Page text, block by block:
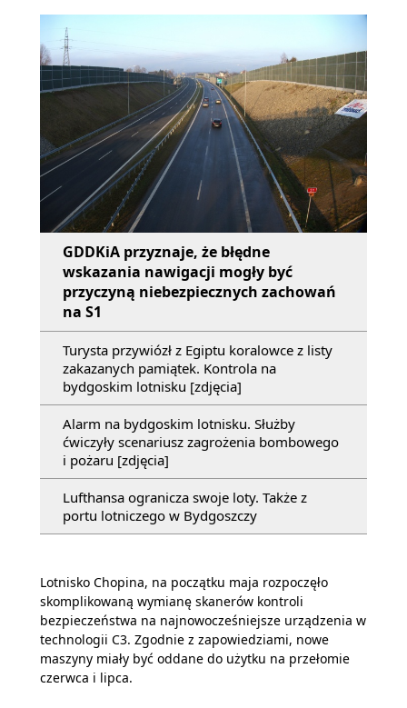
GDDKiA przyznaje, że błędne
wskazania nawigacji mogły być
przyczyną niebezpiecznych zachowań
na S1
Turysta przywiózł z Egiptu koralowce z listy
zakazanych pamiątek. Kontrola na
bydgoskim lotnisku [zdjęcia]
Alarm na bydgoskim lotnisku. Służby
ćwiczyły scenariusz zagrożenia bombowego
i pożaru [zdjęcia]
Lufthansa ogranicza swoje loty. Także z
portu lotniczego w Bydgoszczy
Lotnisko Chopina, na początku maja rozpoczęło
skomplikowaną wymianę skanerów kontroli
bezpieczeństwa na najnowocześniejsze urządzenia w
technologii C3. Zgodnie z zapowiedziami, nowe
maszyny miały być oddane do użytku na przełomie
czerwca i lipca.